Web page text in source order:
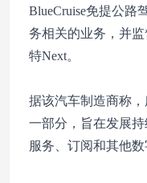
BlueCruise免提公路
务相关的业务，并
特Next。
据该汽车制造商称
一部分，旨在发展
服务、订阅和其他数